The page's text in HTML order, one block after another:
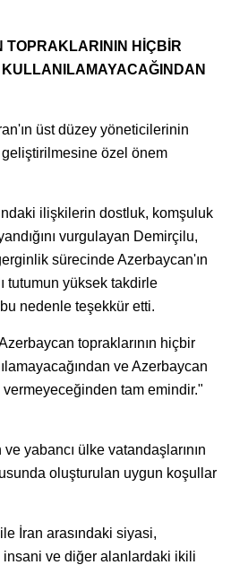
TOPRAKLARININ HİÇBİR
üst düzey yöneticilerinin
özel önem
ilişkilerin dostluk, komşuluk
vurgulayan Demirçilu,
sürecinde Azerbaycan'ın
tutumun yüksek takdirle
bu nedenle teşekkür etti.
topraklarının hiçbir
ve Azerbaycan
tam emindir."
yabancı ülke vatandaşlarının
oluşturulan uygun koşullar
İran arasındaki siyasi,
ve diğer alanlardaki ikili